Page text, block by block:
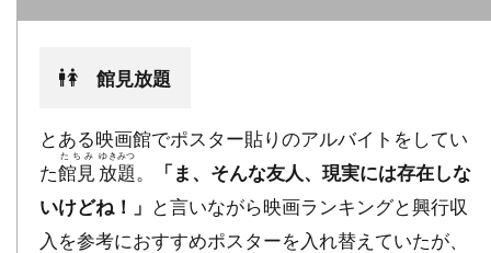
デイヴィッド・S・ウォード
デイヴィッド・クレノン
デイヴィッド・グリブル
デイヴィッド・ハッセルホフ
館見放題
とある映画館でポスター貼りのアルバイトをしてい
た館見
たちみ
放題
ゆきみつ
。
「ま、そんな友人、現実には存在しな
いけどね！」 と言いながら映画ランキングと興行収
入を参考におすすめポスターを入れ替えていたが、